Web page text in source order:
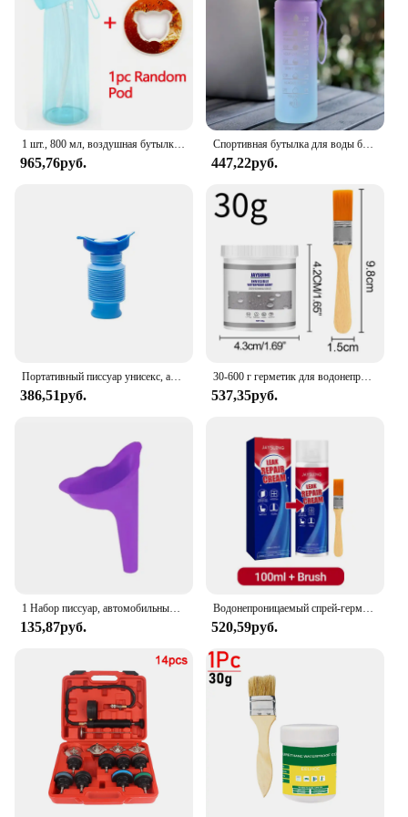
965,76руб.
Спортивная бутылка для воды большой емкости на 1 литр, герметичная Цветная Пластиковая чашка, портативные Соусники для питья на открытом воздухе, путешествий, тренажерного зала, фитнеса
447,22руб.
386,51руб.
30-600 г герметик для водонепроницаемого покрытия, прозрачное водостойкое покрытие, полиуретановый водонепроницаемый герметик, герметичный, водонепроницаемый
537,35руб.
1 Набор писсуар, автомобильный писсуар, дорожный портативный многоразовый Писсуар для улицы, кемпинга, туалет, утечка мочи
135,87руб.
Водонепроницаемый спрей-герметик для ремонта утечек, сверхсильное склеивание, инструмент для ремонта бытовых уплотнений, мощный герметик, жидкое покрытие-спрей
520,59руб.